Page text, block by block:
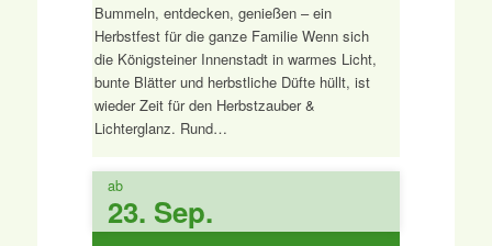
Bummeln, entdecken, genießen – ein
Herbstfest für die ganze Familie Wenn sich
die Königsteiner Innenstadt in warmes Licht,
bunte Blätter und herbstliche Düfte hüllt, ist
wieder Zeit für den Herbstzauber &
Lichterglanz. Rund…
ab
23. Sep.